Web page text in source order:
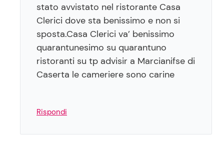
stato avvistato nel ristorante Casa
Clerici dove sta benissimo e non si
sposta.Casa Clerici va’ benissimo
quarantunesimo su quarantuno
ristoranti su tp advisir a Marcianifse di
Caserta le cameriere sono carine
Rispondi